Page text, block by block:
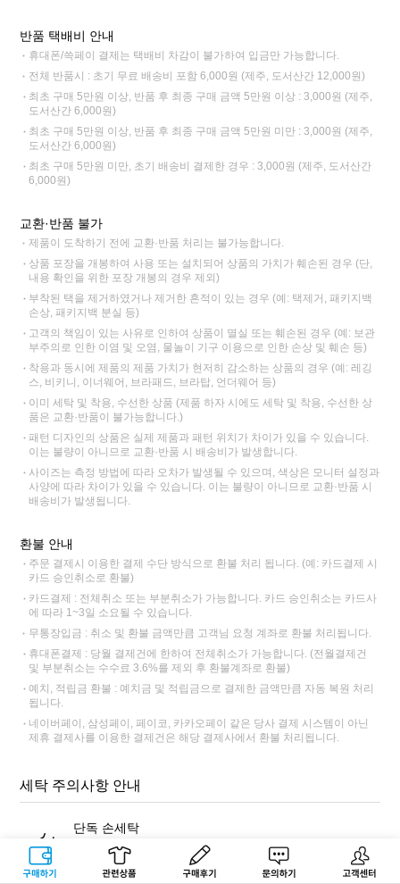
구매하기 관련상품 상품후기 문의하기 고객센터
반품 택배비 안내
휴대폰/쓱페이 결제는 택배비 차감이 불가하여 입금만 가능합니다.
전체 반품시 : 초기 무료 배송비 포함 6,000원 (제주, 도서산간 12,000원)
최초 구매 5만원 이상, 반품 후 최종 구매 금액 5만원 이상 : 3,000원 (제주,
도서산간 6,000원)
최초 구매 5만원 이상, 반품 후 최종 구매 금액 5만원 미만 : 3,000원 (제주,
도서산간 6,000원)
최초 구매 5만원 미만, 초기 배송비 결제한 경우 : 3,000원 (제주, 도서산간
6,000원)
교환·반품 불가
제품이 도착하기 전에 교환·반품 처리는 불가능합니다.
상품 포장을 개봉하여 사용 또는 설치되어 상품의 가치가 훼손된 경우 (단,
내용 확인을 위한 포장 개봉의 경우 제외)
부착된 택을 제거하였거나 제거한 흔적이 있는 경우 (예: 택제거, 패키지백
손상, 패키지백 분실 등)
고객의 책임이 있는 사유로 인하여 상품이 멸실 또는 훼손된 경우 (예: 보관
부주의로 인한 이염 및 오염, 물놀이 기구 이용으로 인한 손상 및 훼손 등)
착용과 동시에 제품의 제품 가치가 현저히 감소하는 상품의 경우 (예: 레깅
스, 비키니, 이너웨어, 브라패드, 브라탑, 언더웨어 등)
이미 세탁 및 착용, 수선한 상품 (제품 하자 시에도 세탁 및 착용, 수선한 상
품은 교환·반품이 불가능합니다.)
패턴 디자인의 상품은 실제 제품과 패턴 위치가 차이가 있을 수 있습니다.
이는 불량이 아니므로 교환·반품 시 배송비가 발생합니다.
사이즈는 측정 방법에 따라 오차가 발생될 수 있으며, 색상은 모니터 설정과
사양에 따라 차이가 있을 수 있습니다. 이는 불량이 아니므로 교환·반품 시
배송비가 발생됩니다.
환불 안내
주문 결제시 이용한 결제 수단 방식으로 환불 처리 됩니다. (예: 카드결제 시
카드 승인취소로 환불)
카드결제 : 전체취소 또는 부분취소가 가능합니다. 카드 승인취소는 카드사
에 따라 1~3일 소요될 수 있습니다.
무통장입금 : 취소 및 환불 금액만큼 고객님 요청 계좌로 환불 처리됩니다.
휴대폰결제 : 당월 결제건에 한하여 전체취소가 가능합니다. (전월결제건
및 부분취소는 수수료 3.6%를 제외 후 환불계좌로 환불)
예치, 적립금 환불 : 예치금 및 적립금으로 결제한 금액만큼 자동 복원 처리
됩니다.
네이버페이, 삼성페이, 페이코, 카카오페이 같은 당사 결제 시스템이 아닌
제휴 결제사를 이용한 결제건은 해당 결제사에서 환불 처리됩니다.
세탁 주의사항 안내
단독 손세탁
반드시 표백 성분이 없는 중성세제를 사용해 단독 손세탁해주세
요. 염색 잔료가 빠져나와 다른 제품에 이염이 될 수 있습니다.